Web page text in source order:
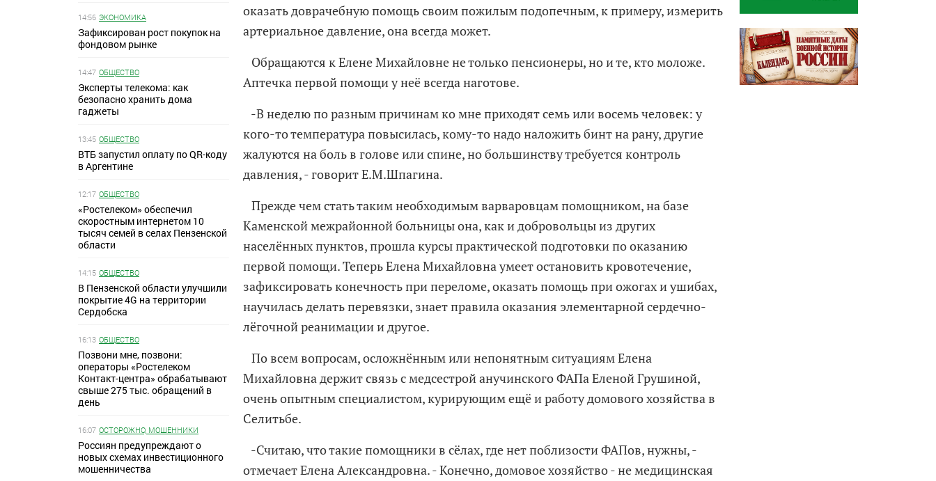
14:56 ЭКОНОМИКА
Зафиксирован рост покупок на
фондовом рынке
14:47 ОБЩЕСТВО
Эксперты телекома: как
безопасно хранить дома
гаджеты
13:45 ОБЩЕСТВО
ВТБ запустил оплату по QR-коду
в Аргентине
12:17 ОБЩЕСТВО
«Ростелеком» обеспечил
скоростным интернетом 10
тысяч семей в селах Пензенской
области
14:15 ОБЩЕСТВО
В Пензенской области улучшили
покрытие 4G на территории
Сердобска
16:13 ОБЩЕСТВО
Позвони мне, позвони:
операторы «Ростелеком
Контакт-центра» обрабатывают
свыше 275 тыс. обращений в
день
16:07 ОСТОРОЖНО, МОШЕННИКИ
Россиян предупреждают о
новых схемах инвестиционного
мошенничества
оказать доврачебную помощь своим пожилым подопечным, к примеру, измерить
артериальное давление, она всегда может.
Обращаются к Елене Михайловне не только пенсионеры, но и те, кто моложе.
Аптечка первой помощи у неё всегда наготове.
-В неделю по разным причинам ко мне приходят семь или восемь человек: у
кого-то температура повысилась, кому-то надо наложить бинт на рану, другие
жалуются на боль в голове или спине, но большинству требуется контроль
давления, - говорит Е.М.Шпагина.
Прежде чем стать таким необходимым варваровцам помощником, на базе
Каменской межрайонной больницы она, как и добровольцы из других
населённых пунктов, прошла курсы практической подготовки по оказанию
первой помощи. Теперь Елена Михайловна умеет остановить кровотечение,
зафиксировать конечность при переломе, оказать помощь при ожогах и ушибах,
научилась делать перевязки, знает правила оказания элементарной сердечно-
лёгочной реанимации и другое.
По всем вопросам, осложнённым или непонятным ситуациям Елена
Михайловна держит связь с медсестрой анучинского ФАПа Еленой Грушиной,
очень опытным специалистом, курирующим ещё и работу домового хозяйства в
Селитьбе.
-Считаю, что такие помощники в сёлах, где нет поблизости ФАПов, нужны, -
отмечает Елена Александровна. - Конечно, домовое хозяйство - не медицинская